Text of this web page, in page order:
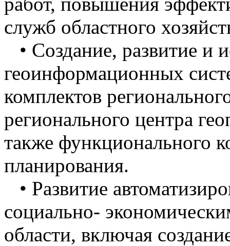
служб областного
• Создание, развитие и
геоинформационных
комплектов
регионального центра
также функционального
планирования.
• Развитие
социально-
области, включая